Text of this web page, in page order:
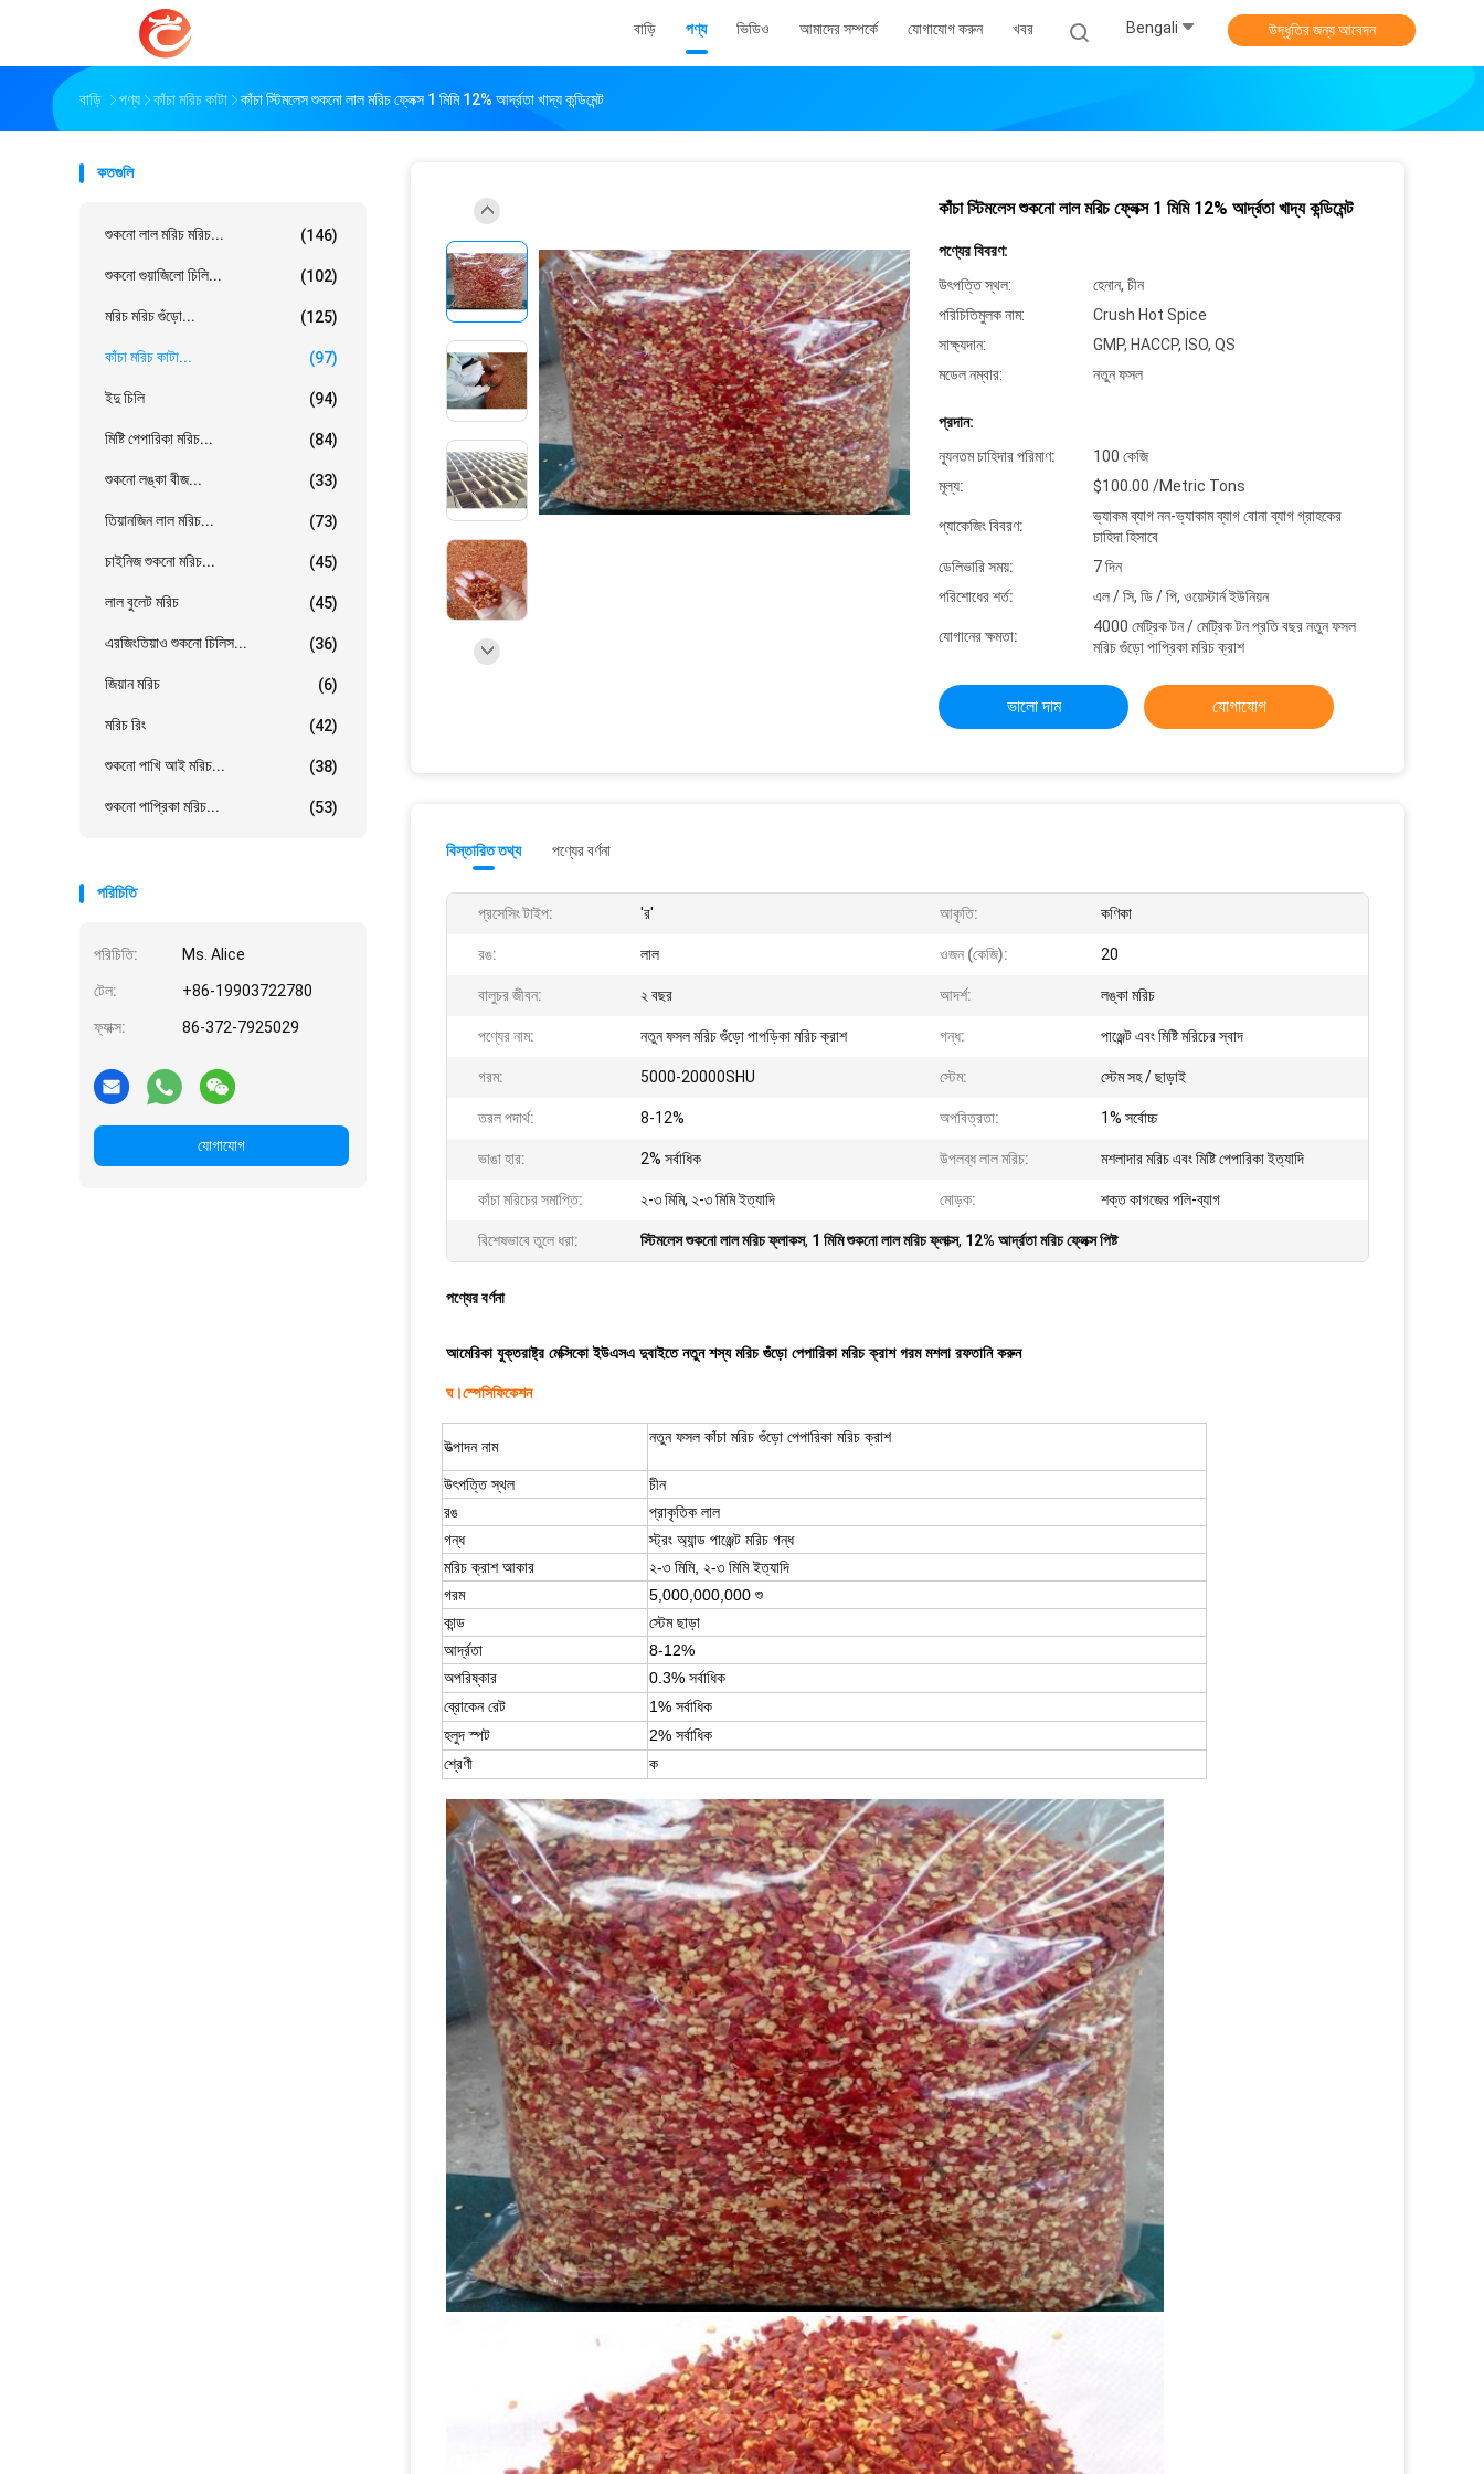
বাড়ি পণ্য ভিডিও আমাদের সম্পর্কে যোগাযোগ করুন খবর Bengali উদ্ধৃতির জন্য আবেদন
বাড়ি পণ্য কাঁচা মরিচ কাটা কাঁচা স্টিমলেস শুকনো লাল মরিচ ফ্লেক্স 1 মিমি 12% আর্দ্রতা খাদ্য কন্ডিমেন্ট
কতগুলি
শুকনো লাল মরিচ মরিচ... (146)
শুকনো গুয়াজিলো চিলি... (102)
মরিচ মরিচ গুঁড়ো... (125)
কাঁচা মরিচ কাটা... (97)
ইদু চিলি (94)
মিষ্টি পেপারিকা মরিচ... (84)
শুকনো লঙ্কা বীজ... (33)
তিয়ানজিন লাল মরিচ... (73)
চাইনিজ শুকনো মরিচ... (45)
লাল বুলেট মরিচ (45)
এরজিংতিয়াও শুকনো চিলিস... (36)
জিয়ান মরিচ (6)
মরিচ রিং (42)
শুকনো পাখি আই মরিচ... (38)
শুকনো পাপ্রিকা মরিচ... (53)
পরিচিতি
পরিচিতি: Ms. Alice
টেল: +86-19903722780
ফ্যাক্স: 86-372-7925029
যোগাযোগ
কাঁচা স্টিমলেস শুকনো লাল মরিচ ফ্লেক্স 1 মিমি 12% আর্দ্রতা খাদ্য কন্ডিমেন্ট
পণ্যের বিবরণ:
উৎপত্তি স্থল:
হেনান, চীন
পরিচিতিমুলক নাম:
Crush Hot Spice
সাক্ষ্যদান:
GMP, HACCP, ISO, QS
মডেল নম্বার:
নতুন ফসল
প্রদান:
ন্যূনতম চাহিদার পরিমাণ:
100 কেজি
মূল্য:
$100.00 /Metric Tons
প্যাকেজিং বিবরণ:
ভ্যাকম ব্যাগ নন-ভ্যাকাম ব্যাগ বোনা ব্যাগ গ্রাহকের
চাহিদা হিসাবে
ডেলিভারি সময়:
7 দিন
পরিশোধের শর্ত:
এল / সি, ডি / পি, ওয়েস্টার্ন ইউনিয়ন
যোগানের ক্ষমতা:
4000 মেট্রিক টন / মেট্রিক টন প্রতি বছর নতুন ফসল
মরিচ গুঁড়ো পাপ্রিকা মরিচ ক্রাশ
ভালো দাম যোগাযোগ
বিস্তারিত তথ্য পণ্যের বর্ণনা
প্রসেসিং টাইপ: 'র' আকৃতি: কণিকা
রঙ: লাল ওজন (কেজি): 20
বালুচর জীবন: ২ বছর আদর্শ: লঙ্কা মরিচ
পণ্যের নাম: নতুন ফসল মরিচ গুঁড়ো পাপড়িকা মরিচ ক্রাশ গন্ধ: পাঞ্জেন্ট এবং মিষ্টি মরিচের স্বাদ
গরম: 5000-20000SHU স্টেম: স্টেম সহ / ছাড়াই
তরল পদার্থ: 8-12% অপবিত্রতা: 1% সর্বোচ্চ
ভাঙা হার: 2% সর্বাধিক উপলব্ধ লাল মরিচ: মশলাদার মরিচ এবং মিষ্টি পেপারিকা ইত্যাদি
কাঁচা মরিচের সমাপ্তি: ২-৩ মিমি, ২-৩ মিমি ইত্যাদি মোড়ক: শক্ত কাগজের পলি-ব্যাগ
বিশেষভাবে তুলে ধরা: স্টিমলেস শুকনো লাল মরিচ ফ্লাকস, 1 মিমি শুকনো লাল মরিচ ফ্লাক্স, 12% আর্দ্রতা মরিচ ফ্লেক্স পিষ্ট
পণ্যের বর্ণনা
আমেরিকা যুক্তরাষ্ট্র মেক্সিকো ইউএসএ দুবাইতে নতুন শস্য মরিচ গুঁড়ো পেপারিকা মরিচ ক্রাশ গরম মশলা রফতানি করুন
ঘ।স্পেসিফিকেশন
উত্পাদন নাম
নতুন ফসল কাঁচা মরিচ গুঁড়ো পেপারিকা মরিচ ক্রাশ
উৎপত্তি স্থল
চীন
রঙ
প্রাকৃতিক লাল
গন্ধ
স্ট্রং অ্যান্ড পাঞ্জেন্ট মরিচ গন্ধ
মরিচ ক্রাশ আকার
২-৩ মিমি, ২-৩ মিমি ইত্যাদি
গরম
5,000,000,000 শু
কান্ড
স্টেম ছাড়া
আর্দ্রতা
8-12%
অপরিষ্কার
0.3% সর্বাধিক
ব্রোকেন রেট
1% সর্বাধিক
হলুদ স্পট
2% সর্বাধিক
শ্রেণী
ক